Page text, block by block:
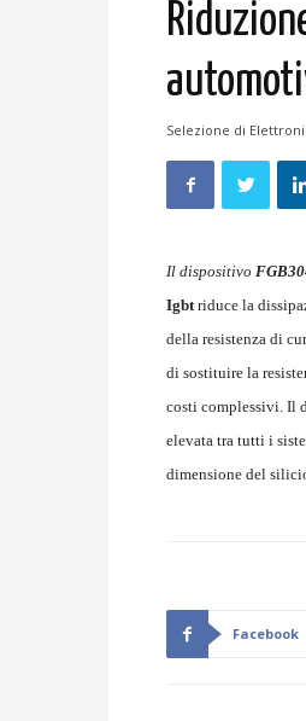
Selezione di
Il dispositivo
Igbtriduce la
della resistenza di
di sostituire la
costi complessivi. Il
elevata tra tutti i
dimensione del
Facebook